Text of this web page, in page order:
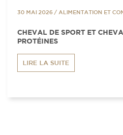
30 MAI 2026 / ALIMENTATION ET
CHEVAL DE SPORT ET
PROTÉINES
LIRE LA SUITE